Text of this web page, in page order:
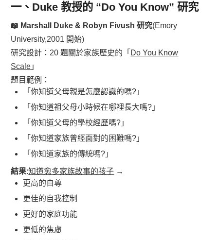
一、Duke 教授的 “Do You Know” 研究
📖 Marshall Duke & Robyn Fivush 研究(Emory
University,2001 開始)
研究設計：20 題關於家族歷史的「 Do You Know
Scale 」
題目範例：
「你知道父母親是怎麼認識的嗎?」
「你知道祖父母小時候在哪裡長大嗎?」
「你知道父母的學校經歷嗎?」
「你知道家族曾經面對的困難嗎?」
「你知道家族的傳統嗎?」
結果:知道愈多家族故事的孩子 →
更高的自尊
更佳的自我控制
更好的家庭功能
更低的焦慮